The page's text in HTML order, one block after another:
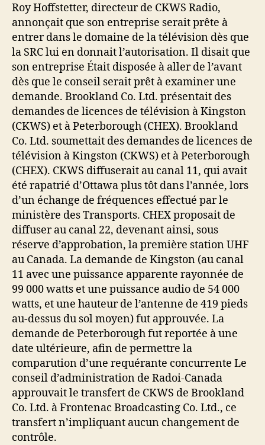
Roy Hoffstetter, directeur de CKWS Radio,
annonçait que son entreprise serait prête à
entrer dans le domaine de la télévision dès que
la SRC lui en donnait l’autorisation. Il disait que
son entreprise Était disposée à aller de l’avant
dès que le conseil serait prêt à examiner une
demande. Brookland Co. Ltd. présentait des
demandes de licences de télévision à Kingston
(CKWS) et à Peterborough (CHEX). Brookland
Co. Ltd. soumettait des demandes de licences de
télévision à Kingston (CKWS) et à Peterborough
(CHEX). CKWS diffuserait au canal 11, qui avait
été rapatrié d’Ottawa plus tôt dans l’année, lors
d’un échange de fréquences effectué par le
ministère des Transports. CHEX proposait de
diffuser au canal 22, devenant ainsi, sous
réserve d’approbation, la première station UHF
au Canada. La demande de Kingston (au canal
11 avec une puissance apparente rayonnée de
99 000 watts et une puissance audio de 54 000
watts, et une hauteur de l’antenne de 419 pieds
au-dessus du sol moyen) fut approuvée. La
demande de Peterborough fut reportée à une
date ultérieure, afin de permettre la
comparution d’une requérante concurrente Le
conseil d’administration de Radoi-Canada
approuvait le transfert de CKWS de Brookland
Co. Ltd. à Frontenac Broadcasting Co. Ltd., ce
transfert n’impliquant aucun changement de
contrôle.